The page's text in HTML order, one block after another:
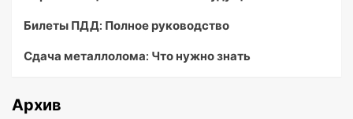
Билеты ПДД: Полное руководство
Сдача металлолома: Что нужно знать
Архив